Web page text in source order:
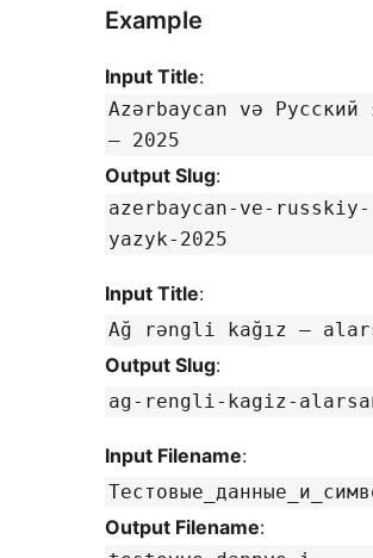
Example
Input Title:
Azərbaycan və Русский
— 2025
Output Slug:
azerbaycan-ve-russkiy-
yazyk-2025
Input Title:
Ağ rəngli kağız —
Output Slug:
ag-rengli-kagiz-
Input Filename:
Output Filename: